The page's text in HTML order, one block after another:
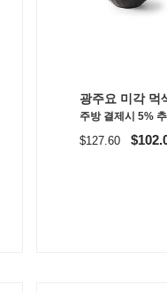
광주요 미각 먹
주방 결제시 5%
$127.60